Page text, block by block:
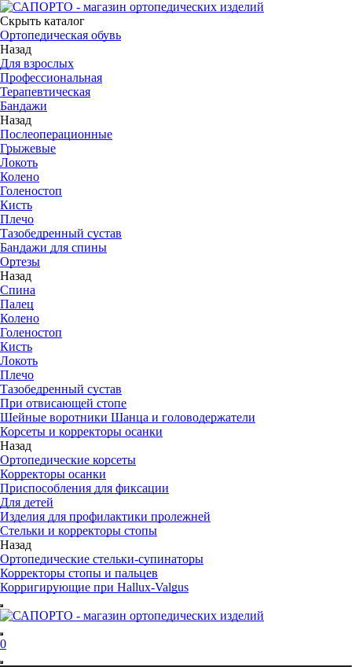
Скрыть каталог
Ортопедическая обувь
Назад
Для взрослых
Профессиональная
Терапевтическая
Бандажи
Назад
Послеоперационные
Грыжевые
Локоть
Колено
Голеностоп
Кисть
Плечо
Тазобедренный сустав
Бандажи для спины
Ортезы
Назад
Спина
Палец
Колено
Голеностоп
Кисть
Локоть
Плечо
Тазобедренный сустав
При отвисающей стопе
Шейные воротники Шанца и головодержатели
Корсеты и корректоры осанки
Назад
Ортопедические корсеты
Корректоры осанки
Приспособления для фиксации
Для детей
Изделия для профилактики пролежней
Стельки и корректоры стопы
Назад
Ортопедические стельки-супинаторы
Корректоры стопы и пальцев
Корригирующие при Hallux-Valgus
0